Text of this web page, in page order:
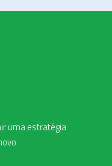
uma estratégia